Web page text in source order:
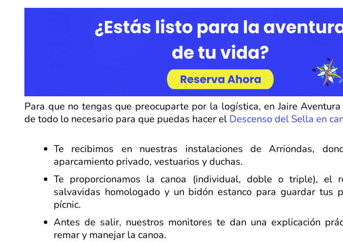
Para que no tengas que preocuparte por la logística, en Jaire Aventura
de todo lo necesario para que puedas hacer el Descenso del Sella en
Te recibimos en nuestras instalaciones de Arriondas,
aparcamiento privado, vestuarios y duchas.
Te proporcionamos la canoa (individual, doble o triple), el
salvavidas homologado y un bidón estanco para guardar tus
pícnic.
Antes de salir, nuestros monitores te dan una explicación
remar y manejar la canoa.